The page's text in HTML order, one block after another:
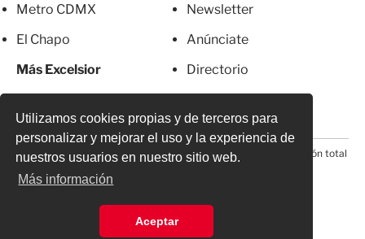
Utilizamos cookies propias y de terceros para
personalizar y mejorar el uso y la experiencia de
nuestros usuarios en nuestro sitio web.
Más información
Aceptar
Metro CDMX
El Chapo
Más Excelsior
Newsletter
Anúnciate
Directorio
© 2026 Todos los derechos reservados. Prohibida la reproducción total
o parcial, incluyendo cualquier medio electrónico*